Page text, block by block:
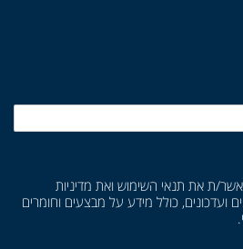
ת את תנאי השימוש ואת מדיניות
ועדכונים, כולל מידע על מבצעים וחומרים